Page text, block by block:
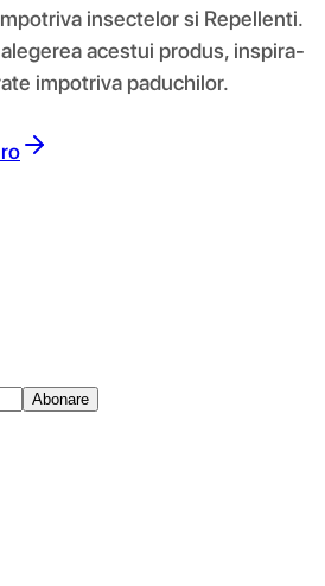
insectelor si Repellenti.
acestui produs, inspira-
impotriva paduchilor.
Abonare